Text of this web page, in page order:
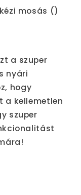
mosás ()
a szuper
nyári
hogy
a kellemetlen
szuper